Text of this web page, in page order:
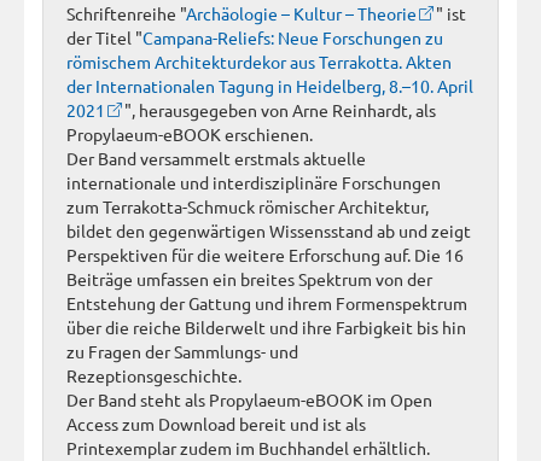
Schriftenreihe "Archäologie – Kultur – Theorie
" ist
der Titel "Campana-Reliefs: Neue Forschungen zu
römischem Architekturdekor aus Terrakotta. Akten
der Internationalen Tagung in Heidelberg, 8.–10. April
2021
", herausgegeben von Arne Reinhardt, als
Propylaeum-eBOOK erschienen.
Der Band versammelt erstmals aktuelle
internationale und interdisziplinäre Forschungen
zum Terrakotta-Schmuck römischer Architektur,
bildet den gegenwärtigen Wissensstand ab und zeigt
Perspektiven für die weitere Erforschung auf. Die 16
Beiträge umfassen ein breites Spektrum von der
Entstehung der Gattung und ihrem Formenspektrum
über die reiche Bilderwelt und ihre Farbigkeit bis hin
zu Fragen der Sammlungs- und
Rezeptionsgeschichte.
Der Band steht als Propylaeum-eBOOK im Open
Access zum Download bereit und ist als
Printexemplar zudem im Buchhandel erhältlich.